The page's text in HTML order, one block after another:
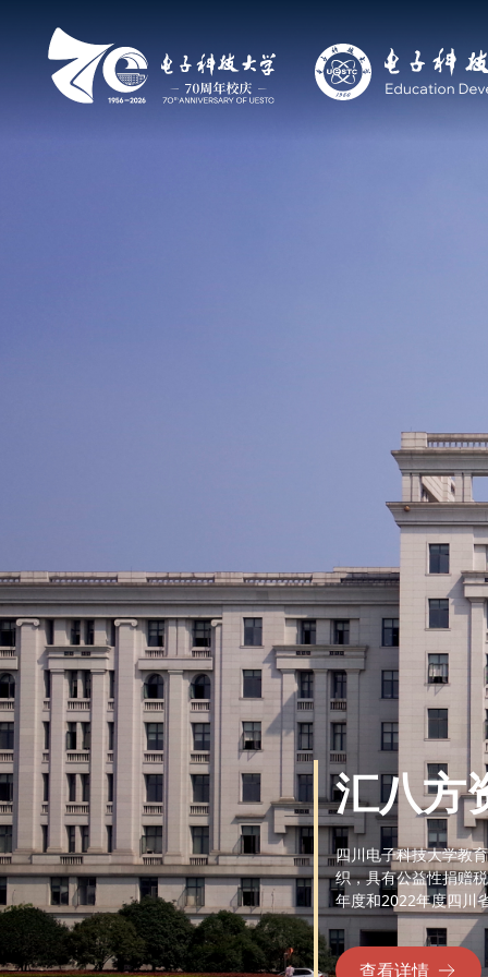
汇八方
四川电子科技大学教
织，具有公益性捐赠
年度和2022年度四川
查看详情